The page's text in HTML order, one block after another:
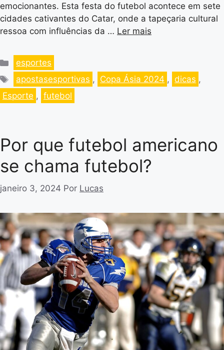
emocionantes. Esta festa do futebol acontece em sete
cidades cativantes do Catar, onde a tapeçaria cultural
ressoa com influências da … Ler mais
esportes
apostasesportivas , Copa Ásia 2024 , dicas ,
Esporte , futebol
Por que futebol americano
se chama futebol?
janeiro 3, 2024 Por Lucas